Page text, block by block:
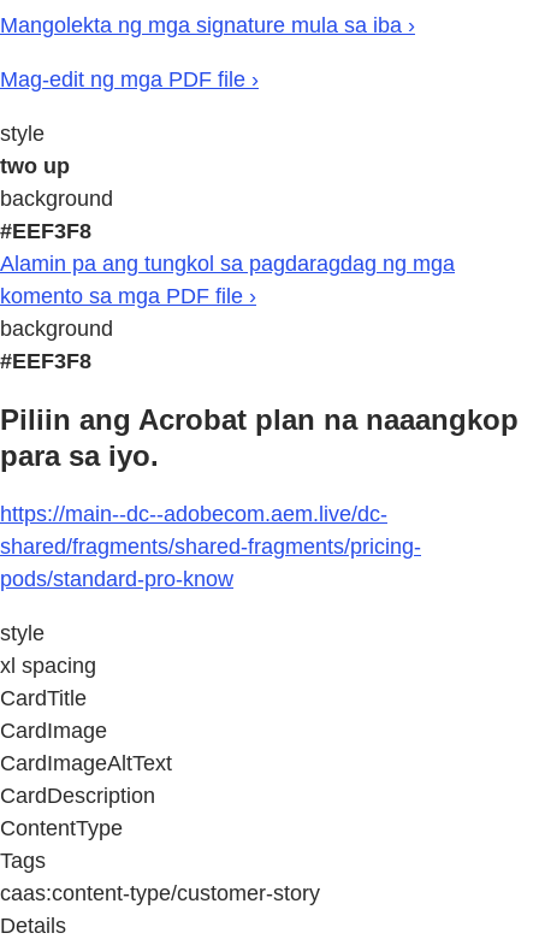
Mangolekta ng mga signature mula sa iba ›
Mag-edit ng mga PDF file ›
style
two up
background
#EEF3F8
Alamin pa ang tungkol sa pagdaragdag ng mga
komento sa mga PDF file ›
background
#EEF3F8
Piliin ang Acrobat plan na naaangkop
para sa iyo.
https://main--dc--adobecom.aem.live/dc-
shared/fragments/shared-fragments/pricing-
pods/standard-pro-know
style
xl spacing
CardTitle
CardImage
CardImageAltText
CardDescription
ContentType
Tags
caas:content-type/customer-story
Details